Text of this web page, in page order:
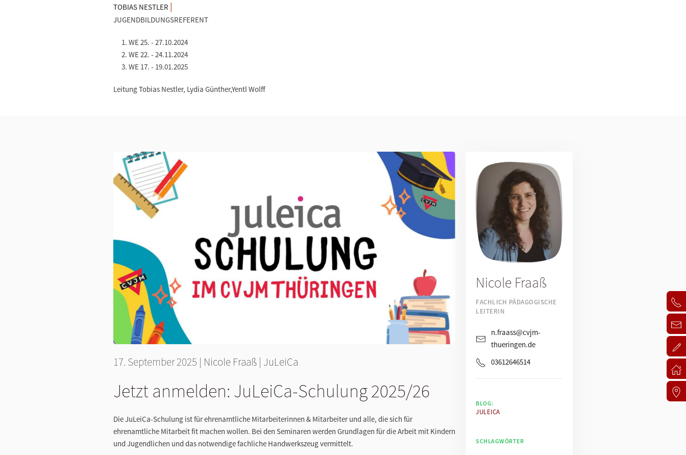
TOBIAS NESTLER |
JUGENDBILDUNGSREFERENT
WE 25. - 27.10.2024
WE 22. - 24.11.2024
WE 17. - 19.01.2025
Leitung Tobias Nestler, Lydia Günther,Yentl Wolff
17. September 2025 | Nicole Fraaß | JuLeiCa
Jetzt anmelden: JuLeiCa-Schulung 2025/26
Die JuLeiCa-Schulung ist für ehrenamtliche Mitarbeiterinnen & Mitarbeiter und alle, die sich für
ehrenamtliche Mitarbeit fit machen wollen. Bei den Seminaren werden Grundlagen für die Arbeit mit Kindern
und Jugendlichen und das notwendige fachliche Handwerkszeug vermittelt.
Nicole Fraaß
FACHLICH PÄDAGOGISCHE
LEITERIN
n.fraass@cvjm-
thueringen.de
03612646514
BLOG:
JULEICA
SCHLAGWÖRTER